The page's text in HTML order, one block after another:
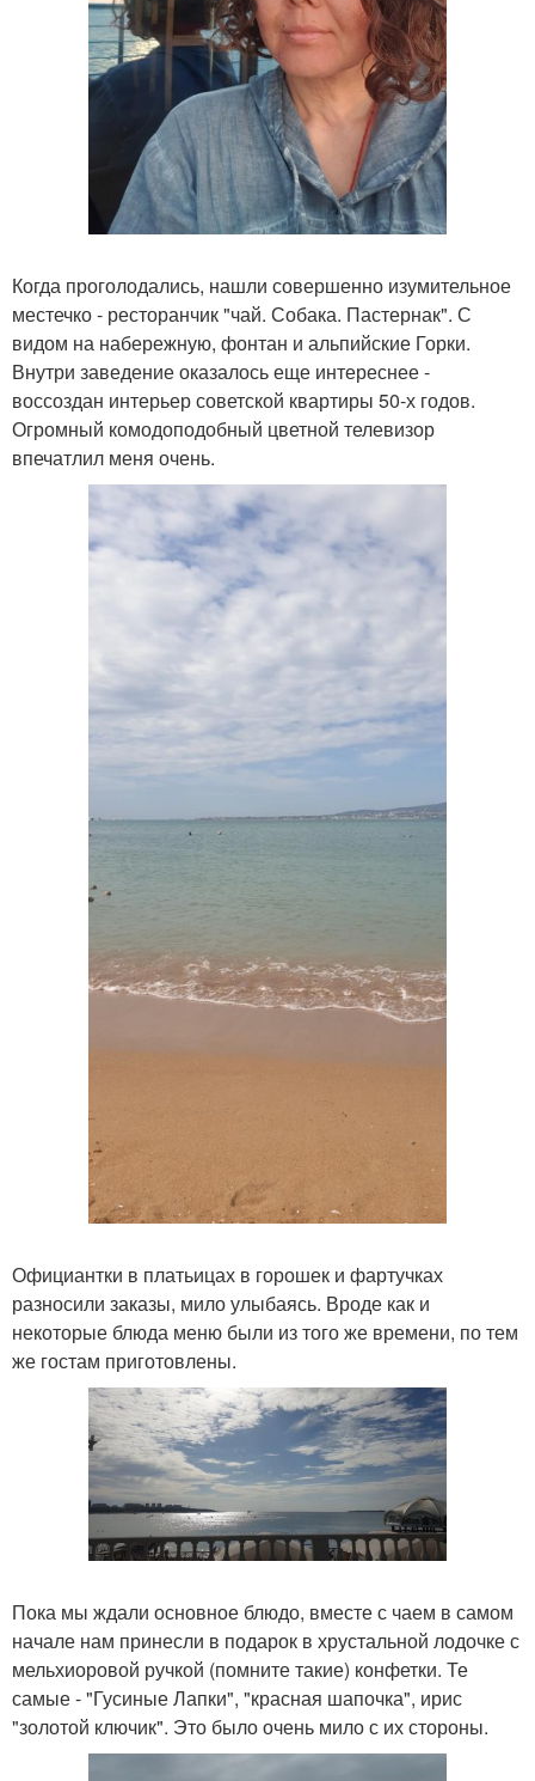
Когда проголодались, нашли совершенно изумительное
местечко - ресторанчик "чай. Собака. Пастернак". С
видом на набережную, фонтан и альпийские Горки.
Внутри заведение оказалось еще интереснее -
воссоздан интерьер советской квартиры 50-х годов.
Огромный комодоподобный цветной телевизор
впечатлил меня очень.
Официантки в платьицах в горошек и фартучках
разносили заказы, мило улыбаясь. Вроде как и
некоторые блюда меню были из того же времени, по тем
же гостам приготовлены.
Пока мы ждали основное блюдо, вместе с чаем в самом
начале нам принесли в подарок в хрустальной лодочке с
мельхиоровой ручкой (помните такие) конфетки. Те
самые - "Гусиные Лапки", "красная шапочка", ирис
"золотой ключик". Это было очень мило с их стороны.